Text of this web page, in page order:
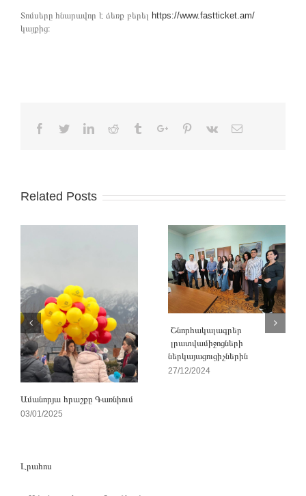
Տոմսերը հնարավոր է ձեռք բերել https://www.fastticket.am/
կայքից։
Facebook
TwitterLinkedinReddit TumblrGoogle+Pinterest
Vk Email
Related Posts
Ամանորյա հրաշքը Գառնիում
03/01/2025
Շնորհակալագրեր
լրատվամիջոցների
ներկայացուցիչներին
27/12/2024
Լրահոս